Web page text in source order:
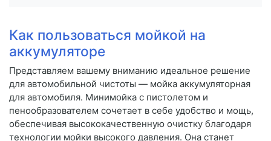
Как пользоваться мойкой на
аккумуляторе
Представляем вашему вниманию идеальное решение
для автомобильной чистоты — мойка аккумуляторная
для автомобиля. Минимойка с пистолетом и
пенообразователем сочетает в себе удобство и мощь,
обеспечивая высококачественную очистку благодаря
технологии мойки высокого давления. Она станет